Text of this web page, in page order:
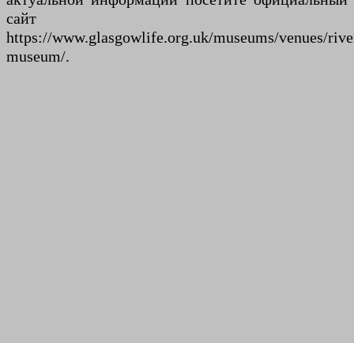
сайт
https://www.glasgowlife.org.uk/museums/venues/
museum/.